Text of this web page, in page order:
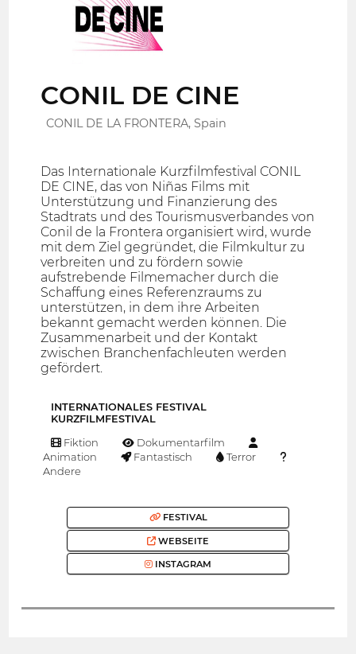
CONIL DE CINE
CONIL DE LA FRONTERA, Spain
Das Internationale Kurzfilmfestival CONIL
DE CINE, das von Niñas Films mit
Unterstützung und Finanzierung des
Stadtrats und des Tourismusverbandes von
Conil de la Frontera organisiert wird, wurde
mit dem Ziel gegründet, die Filmkultur zu
verbreiten und zu fördern sowie
aufstrebende Filmemacher durch die
Schaffung eines Referenzraums zu
unterstützen, in dem ihre Arbeiten
bekannt gemacht werden können. Die
Zusammenarbeit und der Kontakt
zwischen Branchenfachleuten werden
gefördert.
INTERNATIONALES FESTIVAL
KURZFILMFESTIVAL
Fiktion
Dokumentarfilm
Animation
Fantastisch
Terror
Andere
FESTIVAL
WEBSEITE
INSTAGRAM